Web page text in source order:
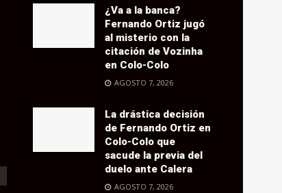
¿Va a la banca?
Fernando Ortiz jugó
al misterio con la
citación de Vozinha
en Colo-Colo
AGOSTO 7, 2026
La drástica decisión
de Fernando Ortiz en
Colo-Colo que
sacude la previa del
duelo ante Calera
AGOSTO 7, 2026